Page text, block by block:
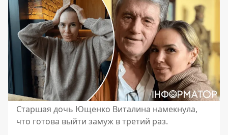
Старшая дочь Ющенко Виталина намекнула,
что готова выйти замуж в третий раз.